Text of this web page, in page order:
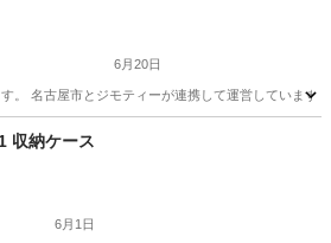
6月20日
す。 名古屋市とジモティーが連携して運営してい
リユース
収納ケース
6月1日